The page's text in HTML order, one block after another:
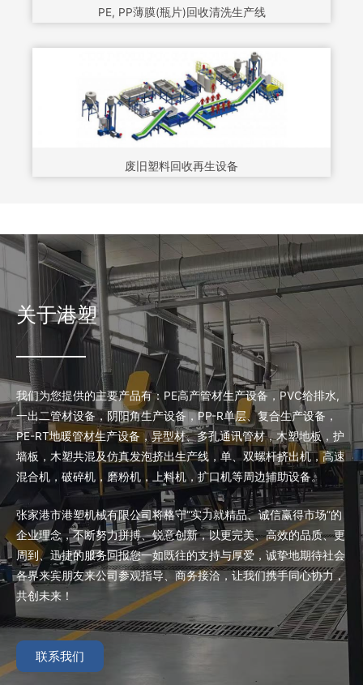
PE, PP薄膜(瓶片)回收清洗生产线
废旧塑料回收再生设备
关于港塑
我们为您提供的主要产品有：PE高产管材生产设备，PVC给排水,
一出二管材设备，阴阳角生产设备，PP-R单层、复合生产设备，
PE-RT地暖管材生产设备，异型材、多孔通讯管材，木塑地板，护
墙板，木塑共混及仿真发泡挤出生产线，单、双螺杆挤出机，高速
混合机，破碎机，磨粉机，上料机，扩口机等周边辅助设备。
张家港市港塑机械有限公司将格守“实力就精品、诚信赢得市场”的
企业理念，不断努力拼搏、锐意创新，以更完美、高效的品质、更
周到、迅捷的服务回报您一如既往的支持与厚爱，诚挚地期待社会
各界来宾朋友来公司参观指导、商务接洽，让我们携手同心协力，
共创未来！
联系我们